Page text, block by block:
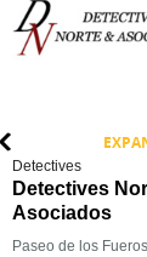
Detectives
Detectives
Asociados
Paseo de los